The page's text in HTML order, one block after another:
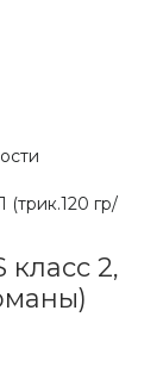
(трик.120 гр/
2,